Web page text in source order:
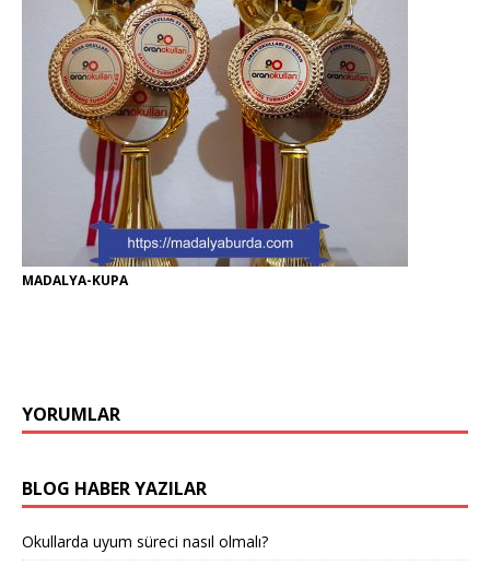
MADALYA-KUPA
YORUMLAR
BLOG HABER YAZILAR
Okullarda uyum süreci nasıl olmalı?